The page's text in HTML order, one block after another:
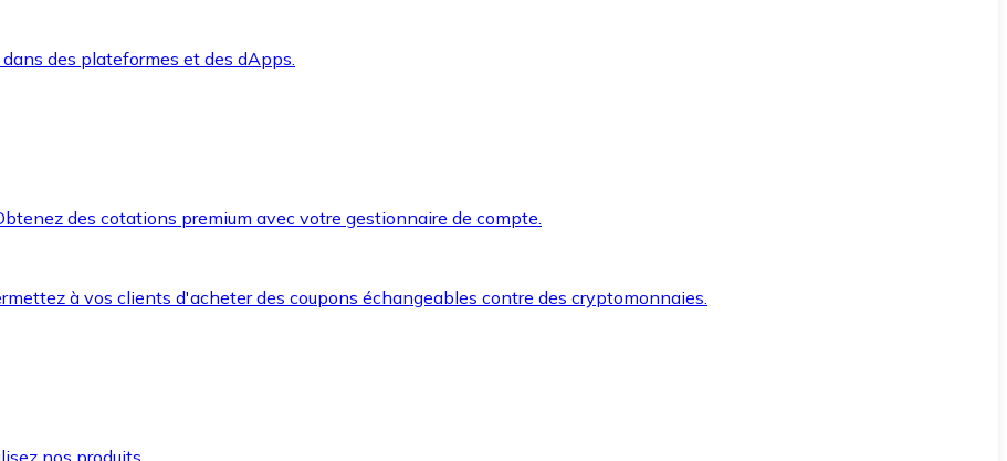
des plateformes et des dApps.
des cotations premium avec votre gestionnaire de compte.
à vos clients d'acheter des coupons échangeables contre des cryptomonnaies.
nos produits.